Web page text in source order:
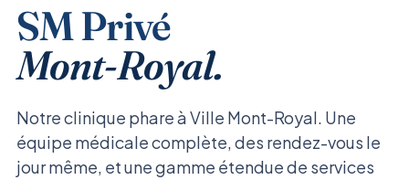
SM Privé
Mont-Royal.
Notre clinique phare à Ville Mont-Royal. Une
équipe médicale complète, des rendez-vous le
jour même, et une gamme étendue de services